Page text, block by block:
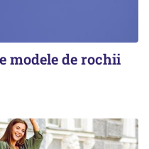
modele de rochii